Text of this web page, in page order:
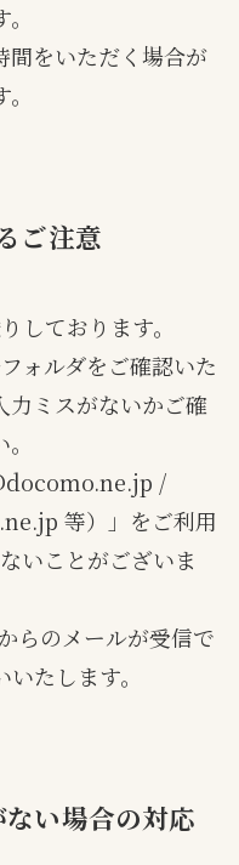
をいただく場合が
ご注意
しております。
ォルダをご確認いた
力ミスがないかご確
/
等）」をご利用
いことがございま
らのメールが受信で
たします。
い場合の対応